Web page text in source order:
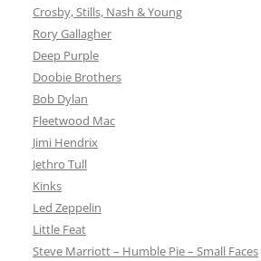
Crosby, Stills, Nash & Young
Rory Gallagher
Deep Purple
Doobie Brothers
Bob Dylan
Fleetwood Mac
Jimi Hendrix
Jethro Tull
Kinks
Led Zeppelin
Little Feat
Steve Marriott – Humble Pie – Small Faces